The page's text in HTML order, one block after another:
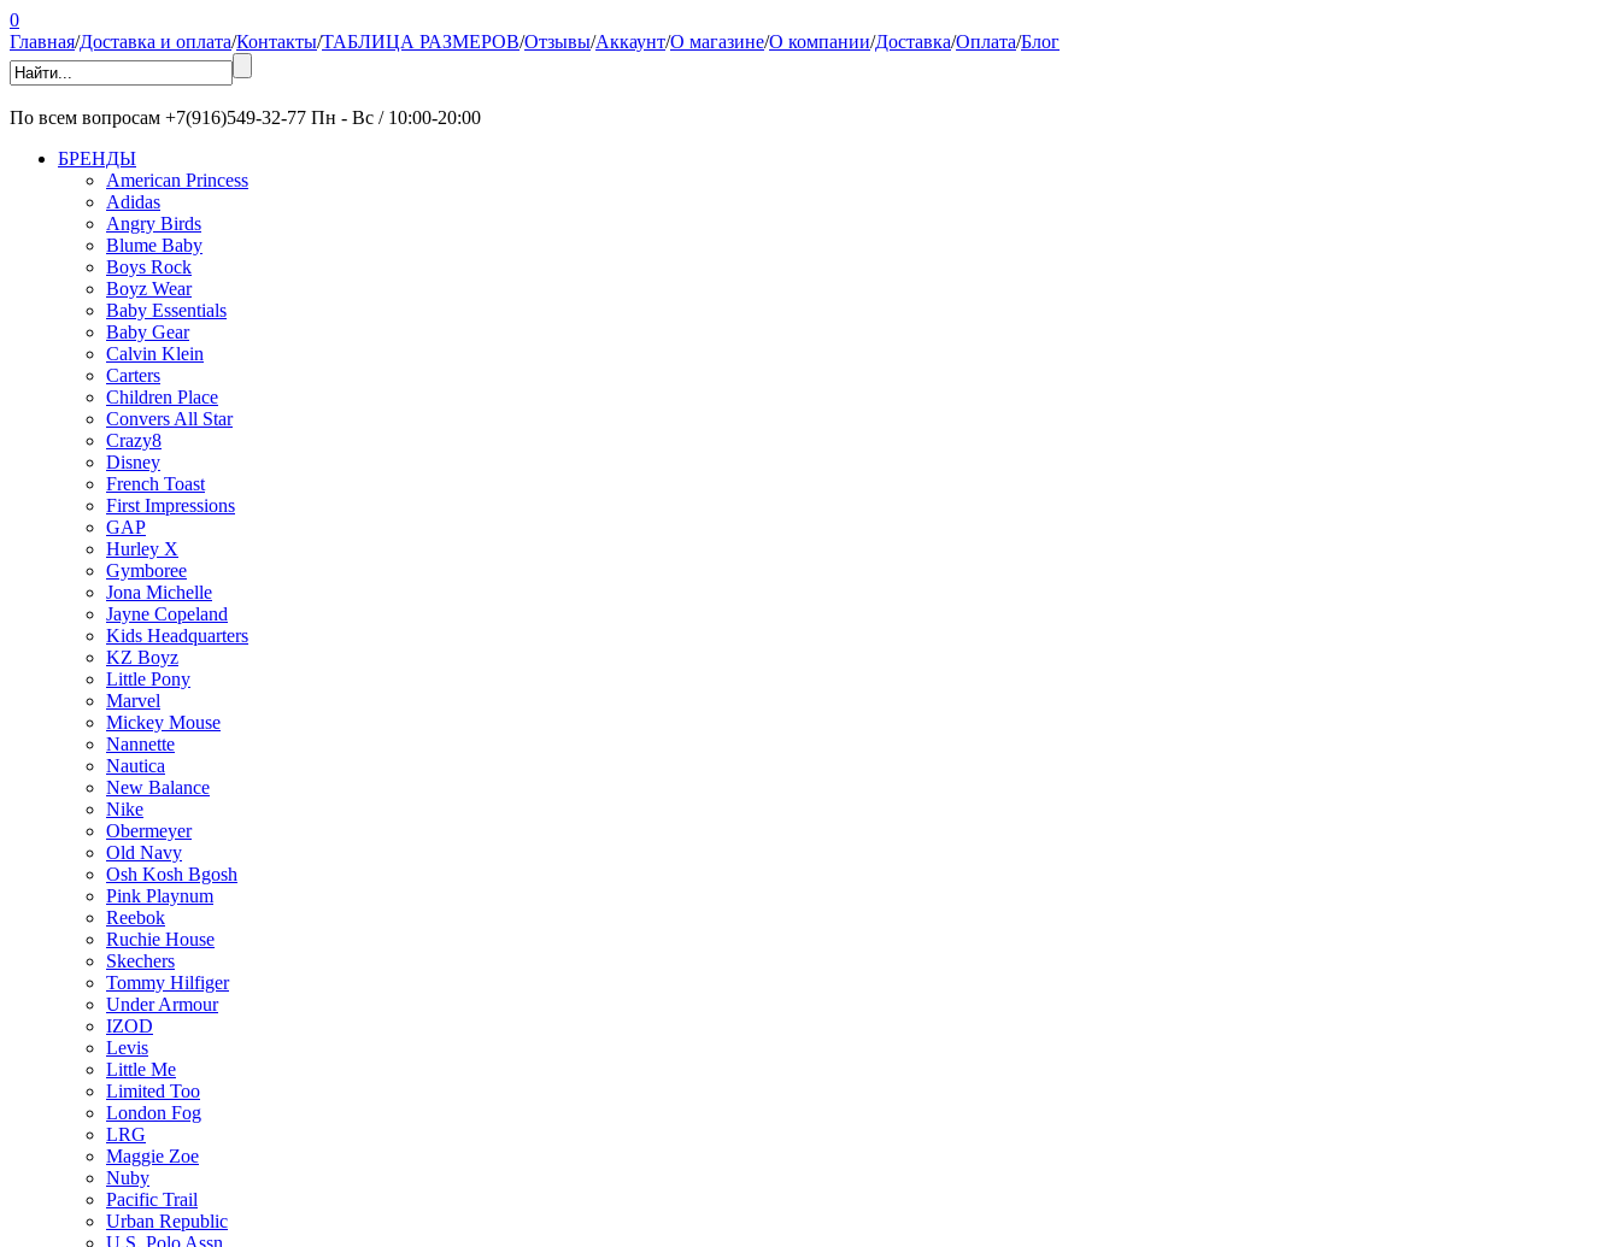
0
Главная/Доставка и оплата/Контакты/ТАБЛИЦА РАЗМЕРОВ/Отзывы/Аккаунт/О магазине/О компании/Доставка/Оплата/Блог
По всем вопросам +7(916)549-32-77 Пн - Вс / 10:00-20:00
БРЕНДЫ
American Princess
Adidas
Angry Birds
Blume Baby
Boys Rock
Boyz Wear
Baby Essentials
Baby Gear
Calvin Klein
Carters
Children Place
Convers All Star
Crazy8
Disney
French Toast
First Impressions
GAP
Hurley X
Gymboree
Jona Michelle
Jayne Copeland
Kids Headquarters
KZ Boyz
Little Pony
Marvel
Mickey Mouse
Nannette
Nautica
New Balance
Nike
Obermeyer
Old Navy
Osh Kosh Bgosh
Pink Playnum
Reebok
Ruchie House
Skechers
Tommy Hilfiger
Under Armour
IZOD
Levis
Little Me
Limited Too
London Fog
LRG
Maggie Zoe
Nuby
Pacific Trail
Urban Republic
U.S. Polo Assn